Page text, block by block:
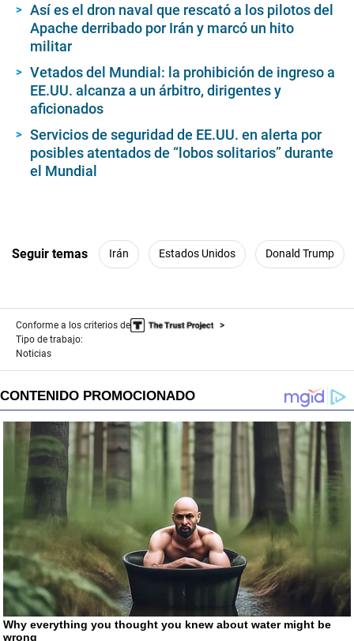
Así es el dron naval que rescató a los pilotos del
Apache derribado por Irán y marcó un hito
militar
Vetados del Mundial: la prohibición de ingreso a
EE.UU. alcanza a un árbitro, dirigentes y
aficionados
Servicios de seguridad de EE.UU. en alerta por
posibles atentados de “lobos solitarios” durante
el Mundial
Seguir temas Irán Estados Unidos Donald Trump
Conforme a los criterios de
Tipo de trabajo:
Noticias